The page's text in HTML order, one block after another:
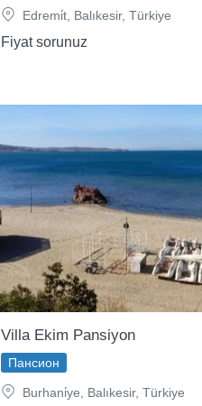
Edremi̇t, Balıkesir, Türkiye
Fiyat sorunuz
Villa Ekim Pansiyon
Пансион
Burhani̇ye, Balıkesir, Türkiye